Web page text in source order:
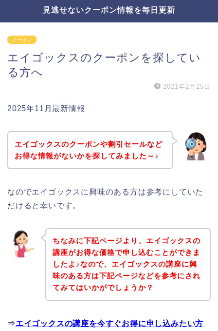
見逃せないクーポン情報を毎日更新
クーポン
エイゴックスのクーポンを探してい
る方へ
2021年2月25日
2025年11月最新情報
エイゴックスのクーポンや割引セールなど
お得な情報がないかを探してみました～♪
なのでエイゴックスに興味のある方は参考にしていた
だけると幸いです。
ちなみに下記ページより、エイゴックスの
講座がお得な価格で申し込むことができま
したよ♪なので、エイゴックスの講座に興
味のある方は下記ページなどを参考にされ
てみてはいかがでしょうか？
⇒エイゴックスの講座を今すぐお得に申し込みたい方